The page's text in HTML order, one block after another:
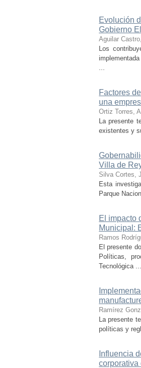
Evolución
Gobierno
Aguilar
Los
...
Factores
una
Ortiz Torres,
La presente
existentes y
Villa de
Silva Cortes,
Esta
Parque
El impacto
Municipal:
Ramos
El presente
Políticas,
Tecnológica ...
Ramírez
La presente
políticas y
Influencia
corporativa